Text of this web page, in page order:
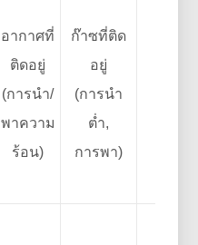
อากาศที่
ติดอยู่
(การนำ/
พาความ
ร้อน)
ก๊าซที่ติด
อยู่
(การนำ
ต่ำ,
การพา)